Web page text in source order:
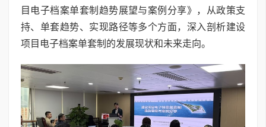
目电子档案单套制趋势展望与案例分享》，从政策支
持、单套趋势、实现路径等多个方面，深入剖析建设
项目电子档案单套制的发展现状和未来走向。